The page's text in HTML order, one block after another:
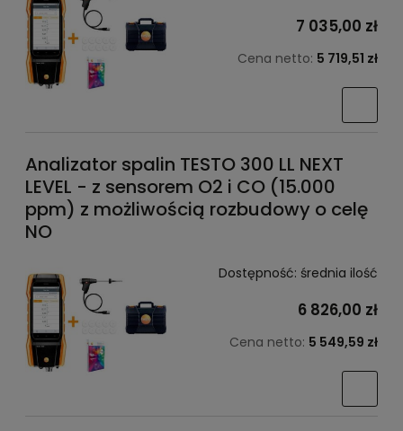
7 035,00 zł
Cena netto: 5 719,51 zł
Analizator spalin TESTO 300 LL NEXT
LEVEL - z sensorem O2 i CO (15.000
ppm) z możliwością rozbudowy o celę
NO
Dostępność: średnia ilość
6 826,00 zł
Cena netto: 5 549,59 zł